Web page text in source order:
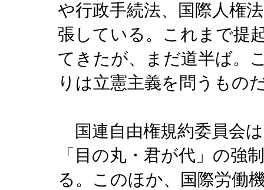
や行政手続法、国際人権
張している。これまで提
てきたが、まだ道半ば。
りは立憲主義を問うも
国連自由権規約委員会
「目の丸・君が代」の強
る。このほか、国際労働